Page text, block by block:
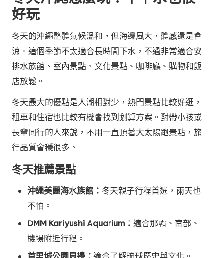
好玩
冬天的沖繩整體氣候溫和，但海邊風大，體感還是會
涼。這個季節不太適合長時間下水，不過非常適合安
排水族館、室內景點、文化景點、咖啡廳、購物和飯
店放鬆。
冬天最大的優點是人潮相對少，熱門景點比較好逛，
租車和住宿也比較有機會找到划算方案。對帶小孩或
長輩同行的人來說，不用一直頂著大太陽跑景點，旅
行品質會穩很多。
冬天推薦景點
沖繩美麗海水族館： 冬天親子行程首選，雨天也
不怕。
DMM Kariyushi Aquarium： 適合那霸、南部、
機場附近行程。